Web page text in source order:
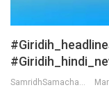
SamridhSamachar Desk